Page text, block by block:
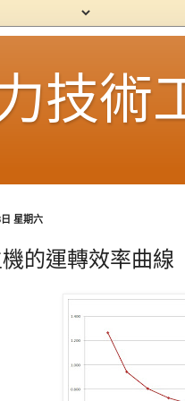
技術
星期六
的運轉效率曲線